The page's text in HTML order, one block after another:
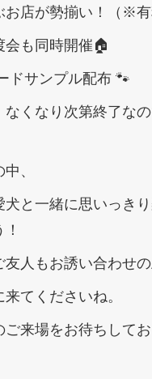
お店が勢揃い！（※有
会も同時開催🏠
ドサンプル配布 🐾
なくなり次第終了な
、
犬と一緒に思いっき
友人もお誘い合わせの
てくださいね。
ご来場をお待ちしてお